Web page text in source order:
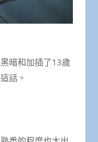
暗和加插了13歲
話。